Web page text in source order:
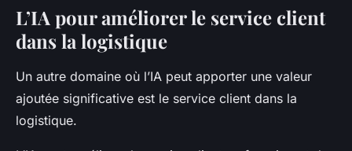
L’IA pour améliorer le service client
dans la logistique
Un autre domaine où l’IA peut apporter une valeur
ajoutée significative est le service client dans la
logistique.